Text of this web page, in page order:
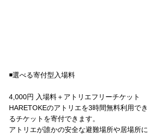
◾️選べる寄付型入場料
4,000円 入場料＋アトリエフリーチケット
HARETOKEのアトリエを3時間無料利用でき
るチケットを寄付できます。
アトリエが誰かの安全な避難場所や居場所に